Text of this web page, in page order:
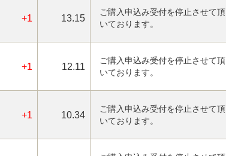
+1 13.15
ご購入申込み受付を停止させて頂
いております。
+1 12.11
ご購入申込み受付を停止させて頂
いております。
+1 10.34
ご購入申込み受付を停止させて頂
いております。